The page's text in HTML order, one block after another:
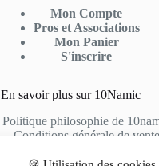
Mon Compte
Pros et Associations
Mon Panier
S'inscrire
En savoir plus sur 10Namic
Politique philosophie de
Conditions générale de vente